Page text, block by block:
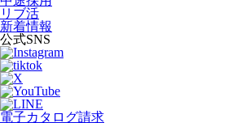
リブ活
新着情報
公式SNS
電子カタログ請求